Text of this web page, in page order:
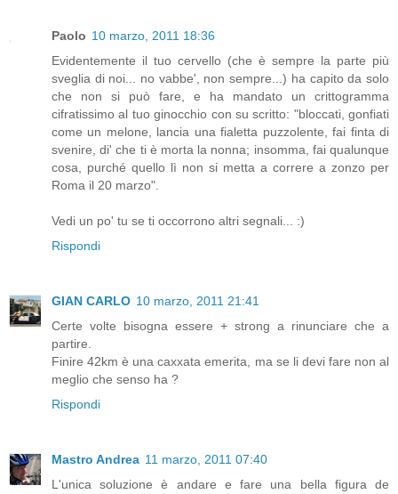
Paolo 10 marzo, 2011 18:36
Evidentemente il tuo cervello (che è sempre la parte più
sveglia di noi... no vabbe', non sempre...) ha capito da solo
che non si può fare, e ha mandato un crittogramma
cifratissimo al tuo ginocchio con su scritto: "bloccati, gonfiati
come un melone, lancia una fialetta puzzolente, fai finta di
svenire, di' che ti è morta la nonna; insomma, fai qualunque
cosa, purché quello lì non si metta a correre a zonzo per
Roma il 20 marzo".
Vedi un po' tu se ti occorrono altri segnali... :)
Rispondi
GIAN CARLO 10 marzo, 2011 21:41
Certe volte bisogna essere + strong a rinunciare che a
partire.
Finire 42km è una caxxata emerita, ma se li devi fare non al
meglio che senso ha ?
Rispondi
Mastro Andrea 11 marzo, 2011 07:40
L'unica soluzione è andare e fare una bella figura de